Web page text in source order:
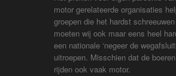
motor gerelateerde organisaties
groepen die het hardst
moeten wij ook maar eens heel
een nationale ‘negeer de
uitroepen. Misschien dat de
rijden ook vaak motor.